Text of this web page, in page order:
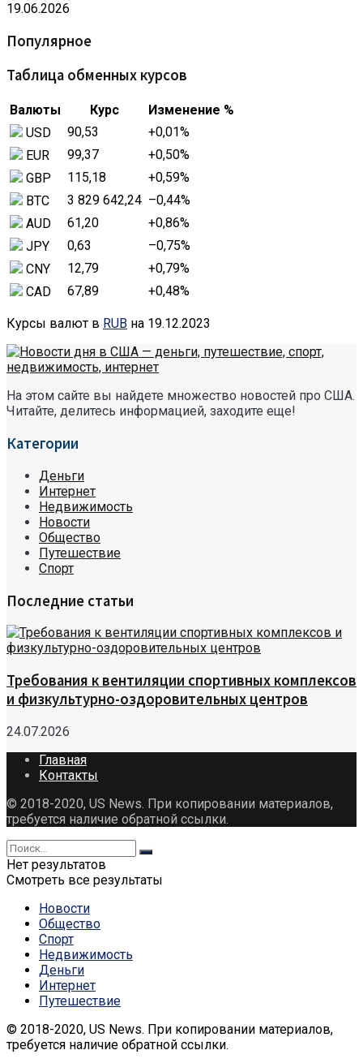
19.06.2026
Популярное
Таблица обменных курсов
Валюты Курс
Изменение %
USD
90,53 +0,01%
EUR
99,37 +0,50%
GBP
115,18 +0,59%
BTC
3 829 642,24 –0,44%
AUD
61,20 +0,86%
JPY
0,63 –0,75%
CNY
12,79 +0,79%
CAD
67,89 +0,48%
Курсы валют в RUB на 19.12.2023
На этом сайте вы найдете множество новостей про США.
Читайте, делитесь информацией, заходите еще!
Категории
Деньги
Интернет
Недвижимость
Новости
Общество
Путешествие
Спорт
Последние статьи
Требования к вентиляции спортивных комплексов
и физкультурно-оздоровительных центров
24.07.2026
Главная
Контакты
© 2018-2020, US News. При копировании материалов,
требуется наличие обратной ссылки.
Нет результатов
Смотреть все результаты
Новости
Общество
Спорт
Недвижимость
Деньги
Интернет
Путешествие
© 2018-2020, US News. При копировании материалов,
требуется наличие обратной ссылки.